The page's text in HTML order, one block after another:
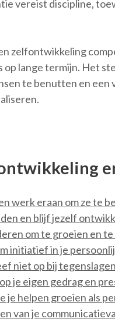
vereist discipline,
zelfontwikkeling
op lange termijn. Het
te benutten en
werk eraan om ze te
en blijf jezelf
om te groeien en
initiatief in je
niet op bij
je eigen gedrag en
je helpen groeien als
van je